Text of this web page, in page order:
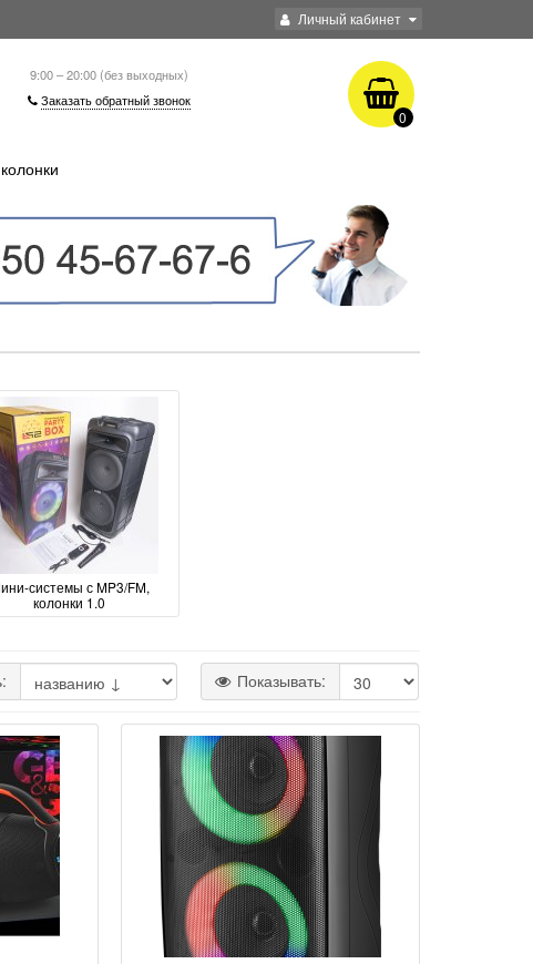
Личный кабинет
9:00 – 20:00 (без выходных)
Заказать обратный звонок
0
системы с MP3/FM,
колонки 1.0
Показывать: